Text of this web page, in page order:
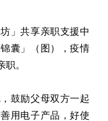
」共享亲职支援中
囊」（图），疫情
。
鼓励父母双方一起
用电子产品，好使